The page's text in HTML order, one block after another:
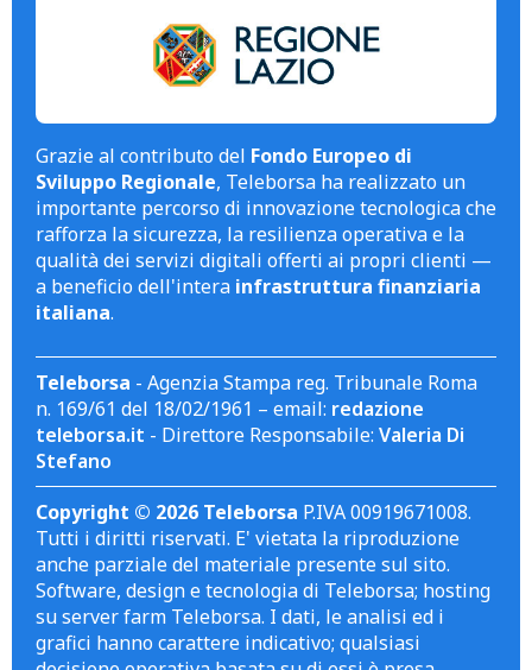
Grazie al contributo del Fondo Europeo di
Sviluppo Regionale, Teleborsa ha realizzato un
importante percorso di innovazione tecnologica che
rafforza la sicurezza, la resilienza operativa e la
qualità dei servizi digitali offerti ai propri clienti —
a beneficio dell'intera infrastruttura finanziaria
italiana.
Teleborsa - Agenzia Stampa reg. Tribunale Roma
n. 169/61 del 18/02/1961 – email: redazione
teleborsa.it - Direttore Responsabile: Valeria Di
Stefano
Copyright © 2026 Teleborsa P.IVA 00919671008.
Tutti i diritti riservati. E' vietata la riproduzione
anche parziale del materiale presente sul sito.
Software, design e tecnologia di Teleborsa; hosting
su server farm Teleborsa. I dati, le analisi ed i
grafici hanno carattere indicativo; qualsiasi